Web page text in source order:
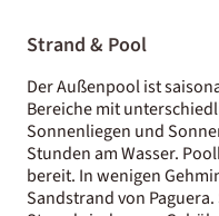
Strand & Pool
Der Außenpool ist
Bereiche mit
Sonnenliegen und
Stunden am Wasser.
bereit. In wenigen
Sandstrand von